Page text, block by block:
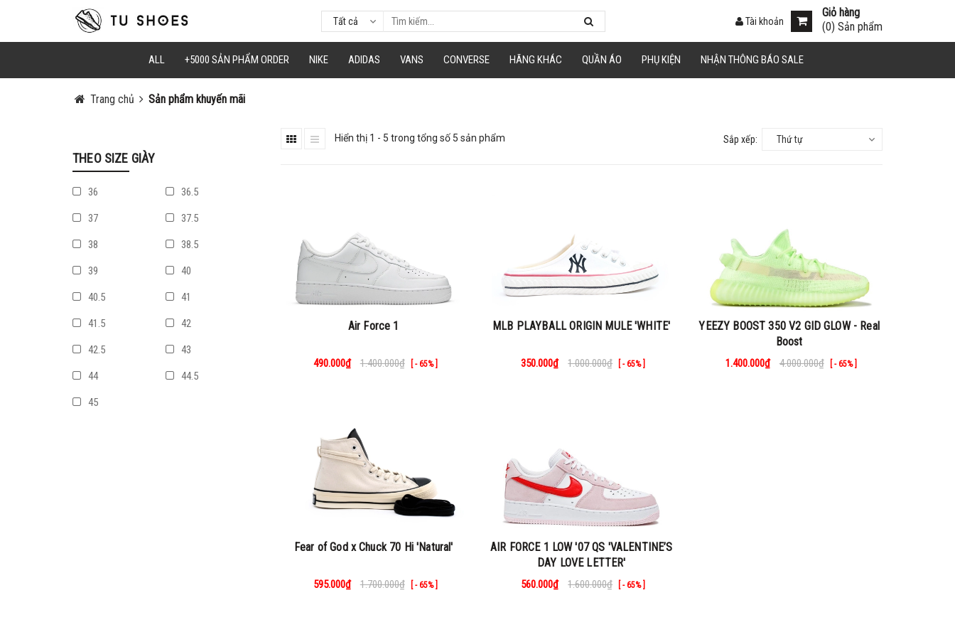
Tất cả
Giỏ hàng
(0) Sản phẩm
Tài khoản
ALL +5000 SẢN PHẨM ORDER NIKE ADIDAS VANS CONVERSE HÃNG KHÁC QUẦN ÁO PHỤ KIỆN NHẬN THÔNG BÁO SALE
Trang chủ Sản phẩm khuyến mãi
Hiển thị 1 - 5 trong tổng số 5 sản phẩm Sắp xếp: Thứ tự
Air Force 1
490.000₫ 1.400.000₫ [ - 65% ]
MLB PLAYBALL ORIGIN MULE 'WHITE'
350.000₫ 1.000.000₫ [ - 65% ]
YEEZY BOOST 350 V2 GID GLOW - Real
Boost
1.400.000₫ 4.000.000₫ [ - 65% ]
Fear of God x Chuck 70 Hi 'Natural'
595.000₫ 1.700.000₫ [ - 65% ]
AIR FORCE 1 LOW '07 QS 'VALENTINE’S
DAY LOVE LETTER'
560.000₫ 1.600.000₫ [ - 65% ]
THEO SIZE GIÀY
36 36.5
37 37.5
38 38.5
39 40
40.5 41
41.5 42
42.5 43
44 44.5
45